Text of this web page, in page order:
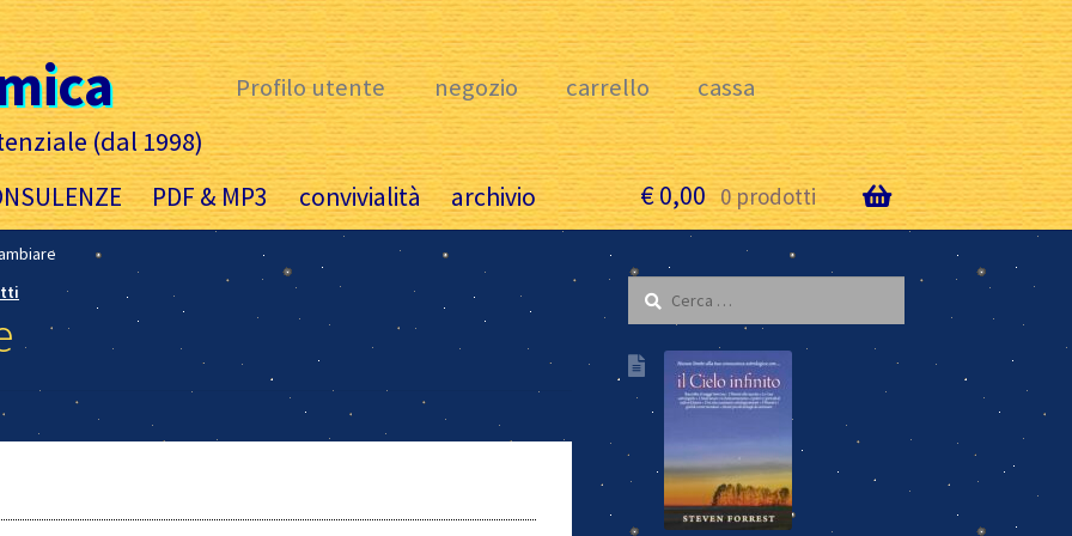
(dal 1998)
Profilo utente negozio carrello cassa
PDF & MP3 convivialità archivio €0,00 0 prodotti
Ricerca